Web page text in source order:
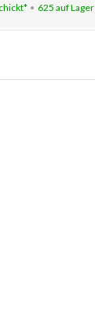
625 auf Lager